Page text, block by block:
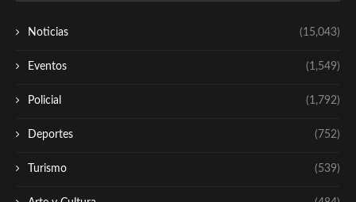
Noticias (15,043)
Eventos (1,549)
Policial (1,792)
Deportes (752)
Turismo (539)